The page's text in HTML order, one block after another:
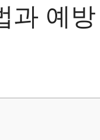
과 예방